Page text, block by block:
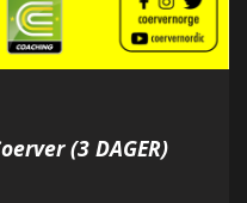
(3 DAGER)